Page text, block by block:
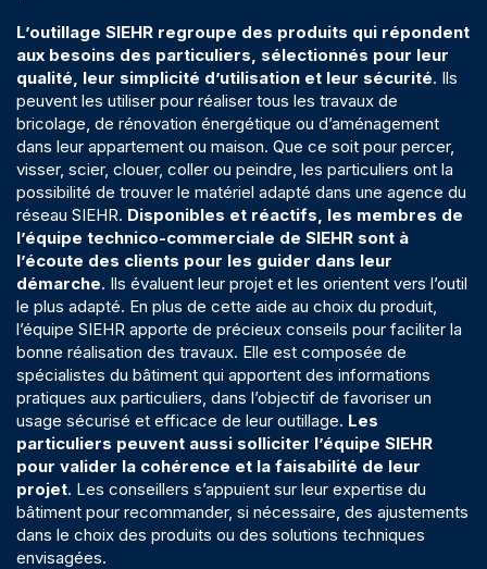
L’outillage SIEHR regroupe des produits qui répondent
aux besoins des particuliers, sélectionnés pour leur
qualité, leur simplicité d’utilisation et leur sécurité. Ils
peuvent les utiliser pour réaliser tous les travaux de
bricolage, de rénovation énergétique ou d’aménagement
dans leur appartement ou maison. Que ce soit pour percer,
visser, scier, clouer, coller ou peindre, les particuliers ont la
possibilité de trouver le matériel adapté dans une agence du
réseau SIEHR. Disponibles et réactifs, les membres de
l’équipe technico-commerciale de SIEHR sont à
l’écoute des clients pour les guider dans leur
démarche. Ils évaluent leur projet et les orientent vers l’outil
le plus adapté. En plus de cette aide au choix du produit,
l’équipe SIEHR apporte de précieux conseils pour faciliter la
bonne réalisation des travaux. Elle est composée de
spécialistes du bâtiment qui apportent des informations
pratiques aux particuliers, dans l’objectif de favoriser un
usage sécurisé et efficace de leur outillage. Les
particuliers peuvent aussi solliciter l’équipe SIEHR
pour valider la cohérence et la faisabilité de leur
projet. Les conseillers s’appuient sur leur expertise du
bâtiment pour recommander, si nécessaire, des ajustements
dans le choix des produits ou des solutions techniques
envisagées.